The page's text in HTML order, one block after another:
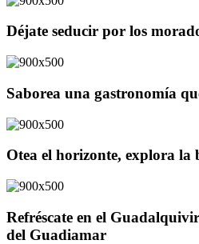
Déjate seducir por los
Saborea una gastronomía
Otea el horizonte, explora la
Refréscate en el
del Guadiamar